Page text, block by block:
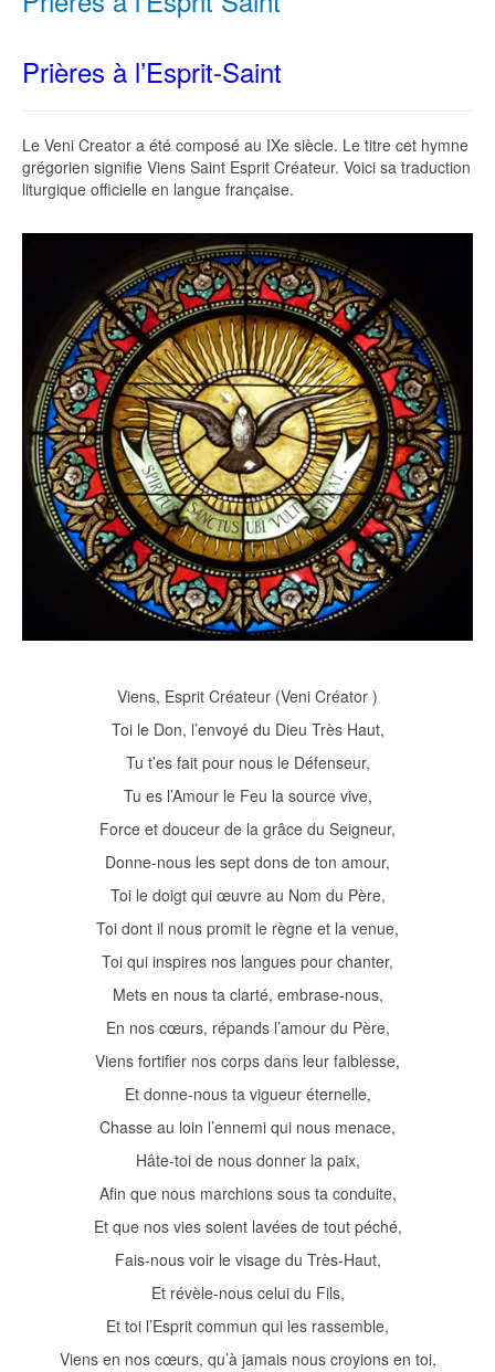
Prières à l’Esprit-Saint
Le Veni Creator a été composé au IXe siècle. Le titre cet hymne
grégorien signifie Viens Saint Esprit Créateur. Voici sa traduction
liturgique officielle en langue française.
Viens, Esprit Créateur (Veni Créator )
Toi le Don, l’envoyé du Dieu Très Haut,
Tu t’es fait pour nous le Défenseur,
Tu es l’Amour le Feu la source vive,
Force et douceur de la grâce du Seigneur,
Donne-nous les sept dons de ton amour,
Toi le doigt qui œuvre au Nom du Père,
Toi dont il nous promit le règne et la venue,
Toi qui inspires nos langues pour chanter,
Mets en nous ta clarté, embrase-nous,
En nos cœurs, répands l’amour du Père,
Viens fortifier nos corps dans leur faiblesse,
Et donne-nous ta vigueur éternelle,
Chasse au loin l’ennemi qui nous menace,
Hâte-toi de nous donner la paix,
Afin que nous marchions sous ta conduite,
Et que nos vies soient lavées de tout péché,
Fais-nous voir le visage du Très-Haut,
Et révèle-nous celui du Fils,
Et toi l’Esprit commun qui les rassemble,
Viens en nos cœurs, qu’à jamais nous croyions en toi,